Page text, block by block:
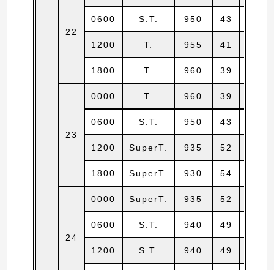
22
0600 S.T. 950 43
1200 T. 955 41
1800 T. 960 39
23
0000 T. 960 39
0600 S.T. 950 43
1200 SuperT. 935 52
1800 SuperT. 930 54
24
0000 SuperT. 935 52
0600 S.T. 940 49
1200 S.T. 940 49